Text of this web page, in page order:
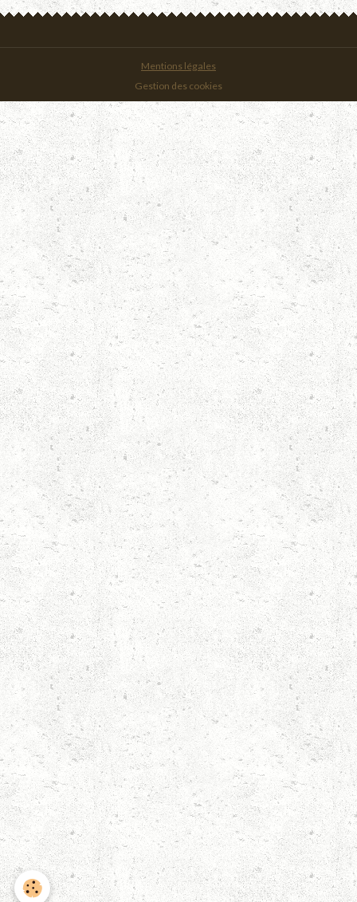
Mentions légales
Gestion des cookies